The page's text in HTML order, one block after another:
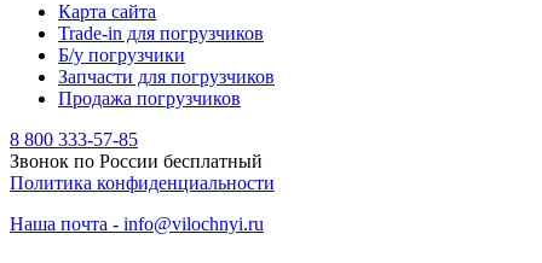
Карта сайта
Trade-in для погрузчиков
Б/у погрузчики
Запчасти для погрузчиков
Продажа погрузчиков
8 800 333-57-85
Звонок по России бесплатный
Политика конфиденциальности
Наша почта - info@vilochnyi.ru